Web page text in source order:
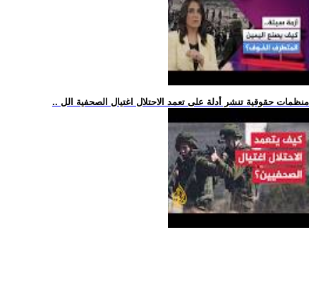
.. منظمات حقوقية تنشر أدلة على تعمد الاحتلال اغتيال الصحفية الل